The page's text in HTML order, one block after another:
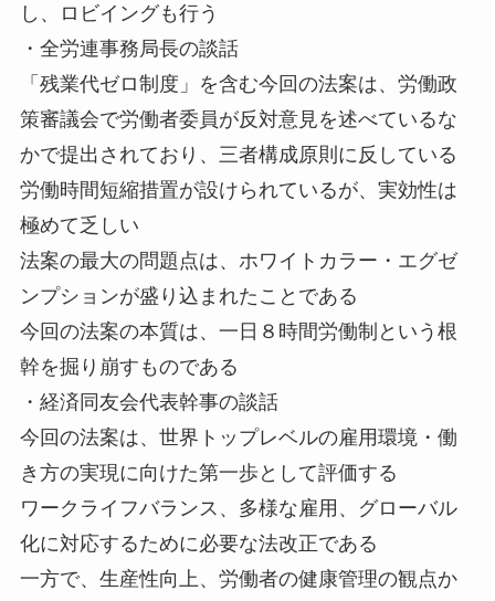
し、ロビイングも行う
・全労連事務局長の談話
「残業代ゼロ制度」を含む今回の法案は、労働政
策審議会で労働者委員が反対意見を述べているな
かで提出されており、三者構成原則に反している
労働時間短縮措置が設けられているが、実効性は
極めて乏しい
法案の最大の問題点は、ホワイトカラー・エグゼ
ンプションが盛り込まれたことである
今回の法案の本質は、一日８時間労働制という根
幹を掘り崩すものである
・経済同友会代表幹事の談話
今回の法案は、世界トップレベルの雇用環境・働
き方の実現に向けた第一歩として評価する
ワークライフバランス、多様な雇用、グローバル
化に対応するために必要な法改正である
一方で、生産性向上、労働者の健康管理の観点か